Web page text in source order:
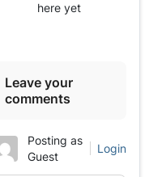
here yet
Leave your
comments
Posting as
Guest
Login